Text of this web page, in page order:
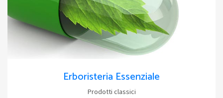
Erboristeria Essenziale
Prodotti classici